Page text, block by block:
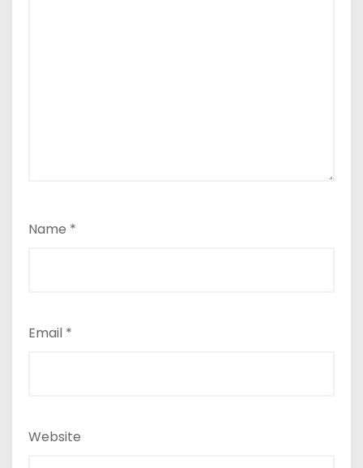
Name *
Email *
Website